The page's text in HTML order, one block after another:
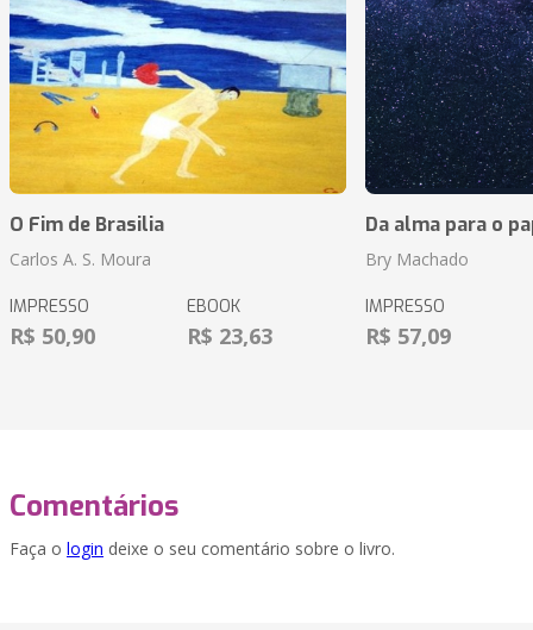
O Fim de Brasilia
Carlos A. S. Moura
IMPRESSO
R$ 50,90
EBOOK
R$ 23,63
Da alma para o
Bry Machado
IMPRESSO
R$ 57,09
Comentários
Faça o login deixe o seu comentário sobre o livro.